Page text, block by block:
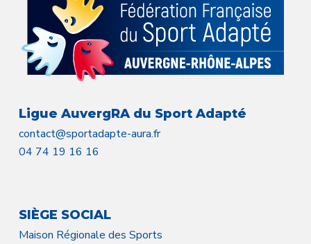
Ligue AuvergRA du Sport Adapté
contact@sportadapte-aura.fr
04 74 19 16 16
SIÈGE SOCIAL
Maison Régionale des Sports